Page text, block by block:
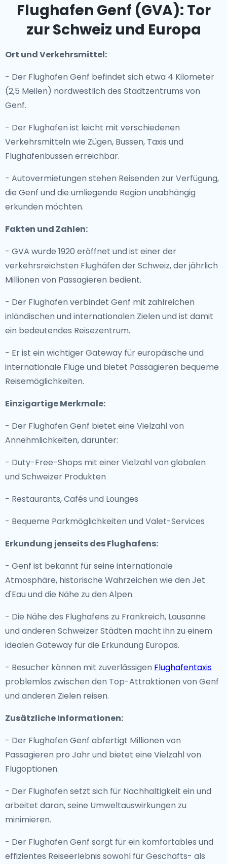
Flughafen Genf (GVA): Tor
zur Schweiz und Europa
Ort und Verkehrsmittel:
- Der Flughafen Genf befindet sich etwa 4 Kilometer
(2,5 Meilen) nordwestlich des Stadtzentrums von
Genf.
- Der Flughafen ist leicht mit verschiedenen
Verkehrsmitteln wie Zügen, Bussen, Taxis und
Flughafenbussen erreichbar.
- Autovermietungen stehen Reisenden zur Verfügung,
die Genf und die umliegende Region unabhängig
erkunden möchten.
Fakten und Zahlen:
- GVA wurde 1920 eröffnet und ist einer der
verkehrsreichsten Flughäfen der Schweiz, der jährlich
Millionen von Passagieren bedient.
- Der Flughafen verbindet Genf mit zahlreichen
inländischen und internationalen Zielen und ist damit
ein bedeutendes Reisezentrum.
- Er ist ein wichtiger Gateway für europäische und
internationale Flüge und bietet Passagieren bequeme
Reisemöglichkeiten.
Einzigartige Merkmale:
- Der Flughafen Genf bietet eine Vielzahl von
Annehmlichkeiten, darunter:
- Duty-Free-Shops mit einer Vielzahl von globalen
und Schweizer Produkten
- Restaurants, Cafés und Lounges
- Bequeme Parkmöglichkeiten und Valet-Services
Erkundung jenseits des Flughafens:
- Genf ist bekannt für seine internationale
Atmosphäre, historische Wahrzeichen wie den Jet
d'Eau und die Nähe zu den Alpen.
- Die Nähe des Flughafens zu Frankreich, Lausanne
und anderen Schweizer Städten macht ihn zu einem
idealen Gateway für die Erkundung Europas.
- Besucher können mit zuverlässigen Flughafentaxis
problemlos zwischen den Top-Attraktionen von Genf
und anderen Zielen reisen.
Zusätzliche Informationen:
- Der Flughafen Genf abfertigt Millionen von
Passagieren pro Jahr und bietet eine Vielzahl von
Flugoptionen.
- Der Flughafen setzt sich für Nachhaltigkeit ein und
arbeitet daran, seine Umweltauswirkungen zu
minimieren.
- Der Flughafen Genf sorgt für ein komfortables und
effizientes Reiseerlebnis sowohl für Geschäfts- als